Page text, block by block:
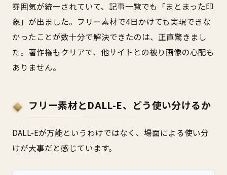
雰囲気が統一されていて、記事一覧でも「まとまった印
象」が出ました。フリー素材で4日かけても実現できな
かったことが数十分で解決できたのは、正直驚きまし
た。著作権もクリアで、他サイトとの被り画像の心配も
ありません。
フリー素材とDALL-E、どう使い分けるか
DALL-Eが万能というわけではなく、場面による使い分
けが大事だと感じています。